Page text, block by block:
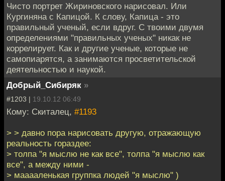
Чисто портрет Жириновского нарисовал. Или
Кургиняна с Капицой. К слову, Капица - это
правильный ученый, если вдруг. С твоими двумя
определениями "правильных ученых" никак не
коррелирует. Как и другие ученые, которые не
самопиарятся, а занимаются просветительской
деятельностью и наукой.
Добрый_Сибиряк »
#1203 | 19.10.12 06:49
Кому: Скиталец, #1193
> > давно пора нарисовать другую, отражающую
реальность гораздее:
> толпа "я мыслю не как все", толпа "я мыслю как
все", а между ними -
> мааааленькая группка людей "я мыслю" )